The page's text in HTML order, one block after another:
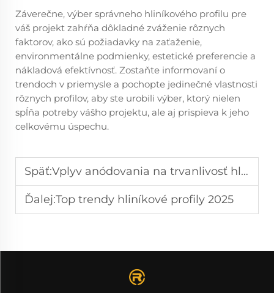
Záverečne, výber správneho hliníkového profilu pre
váš projekt zahŕňa dôkladné zváženie rôznych
faktorov, ako sú požiadavky na zaťaženie,
environmentálne podmienky, estetické preferencie a
nákladová efektívnosť. Zostaňte informovaní o
trendoch v priemysle a pochopte jedinečné vlastnosti
rôznych profilov, aby ste urobili výber, ktorý nielen
spĺňa potreby vášho projektu, ale aj prispieva k jeho
celkovému úspechu.
Späť:Vplyv anódovania na trvanlivosť hliníkových výrobkov
Ďalej:Top trendy hliníkové profily 2025